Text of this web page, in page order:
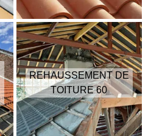
REHAUSSEMENT DE
TOITURE 60